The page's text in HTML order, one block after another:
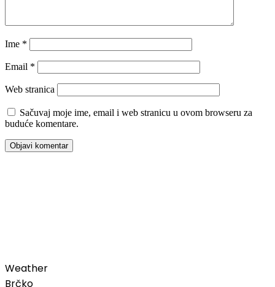
Ime *
Email *
Web stranica
Sačuvaj moje ime, email i web stranicu u ovom browseru za
buduće komentare.
Weather
Brčko